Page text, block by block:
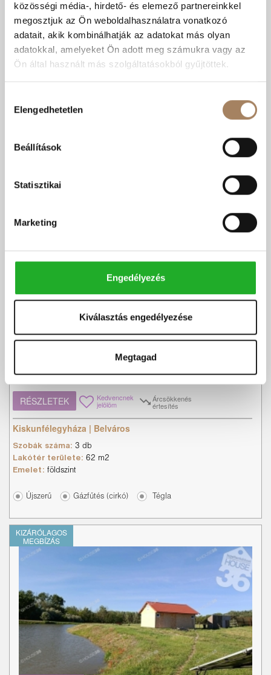
közösségi média-, hirdető- és elemező partnereinkkel
megosztjuk az Ön weboldalhasználatra vonatkozó
adatait, akik kombinálhatják az adatokat más olyan
adatokkal, amelyeket Ön adott meg számukra vagy az
Ön által használt más szolgáltatásokból gyűjtöttek.
kiválasztása
Elengedhetetlen
Beállítások
Statisztikai
Marketing
Engedélyezés
Kiválasztás engedélyezése
Megtagad
Szobák száma:2 db
Lakótér területe: 66 m2
Emelet: földszint
Újszerű Gázfűtés (cirkó) Tégla
+36 70 291 9802
MINŐSÉGI ÚJSZERŰ 3 szobás LAKÁS
burkolatokkal és saját tárolóval, autóbeállóval 2 hál...
RÉSZLETEK Kedvencnek
jelölöm
Árcsökkenés
értesítés
Kiskunfélegyháza | Belváros
Szobák száma: 3 db
Lakótér területe: 62 m2
Emelet: földszint
Újszerű Gázfűtés (cirkó) Tégla
KIZÁRÓLAGOS
MEGBÍZÁS